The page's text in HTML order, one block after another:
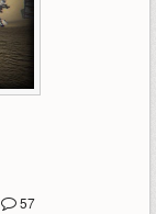
2:02
57